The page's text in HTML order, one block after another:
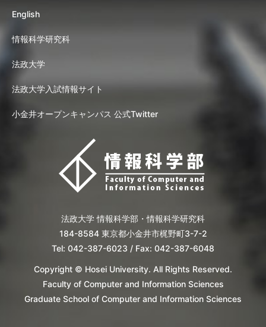
English
情報科学研究科
法政大学
法政大学入試情報サイト
小金井オープンキャンパス 公式Twitter
法政大学 情報科学部・情報科学研究科
184-8584 東京都小金井市梶野町3-7-2
Tel: 042-387-6023 / Fax: 042-387-6048
Copyright © Hosei University. All Rights Reserved.
Faculty of Computer and Information Sciences
Graduate School of Computer and Information Sciences